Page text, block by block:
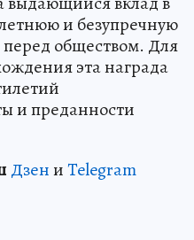
и безупречную
перед обществом. Для
эта награда
и преданности
ДзениTelegram